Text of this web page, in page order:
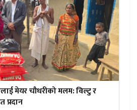
मेयर चौधरीको मलम: विल्टु र
प्रदान